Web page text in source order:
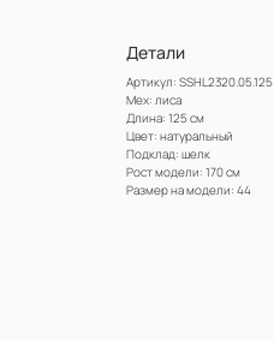
Детали
Артикул: SSHL2320.05.125
Мех: лиса
Длина: 125 см
Цвет: натуральный
Подклад: шелк
Рост модели: 170 см
Размер на модели: 44